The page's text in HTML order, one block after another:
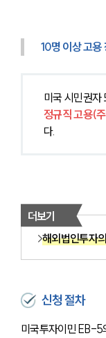
10명 이상 고용
미국 시민권자
정규직 고용(
다.
더보기
해외법인투자
신청 절차
미국투자이민 EB-5